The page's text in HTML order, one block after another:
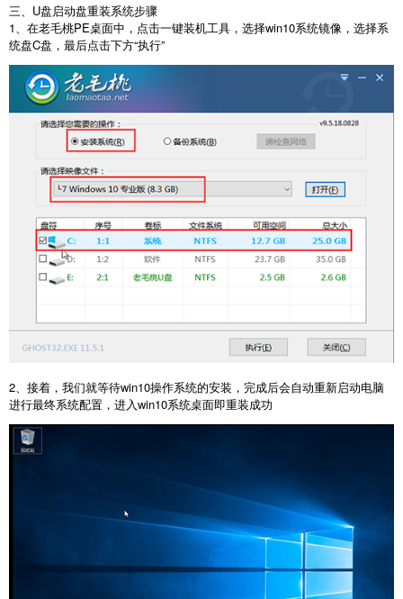
三、U盘启动盘重装系统步骤
1、在老毛桃PE桌面中，点击一键装机工具，选择win10系统镜像，选择系
统盘C盘，最后点击下方“执行”
2、接着，我们就等待win10操作系统的安装，完成后会自动重新启动电脑
进行最终系统配置，进入win10系统桌面即重装成功